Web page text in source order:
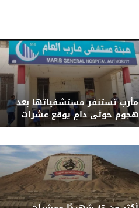
مأرب تستنفر مستشفياتها بعد
هجوم حوثي دامٍ يوقع عشرات
الشهداء والجرحى في معسكرات